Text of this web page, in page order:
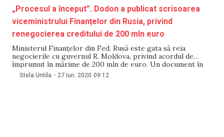
„Procesul a început”. Dodon a publicat scrisoarea
viceministrului Finanțelor din Rusia, privind
renegocierea creditului de 200 mln euro
Ministerul Finanțelor din Fed. Rusă este gata să reia
negocierile cu guvernul R. Moldova, privind acordul de
împrumut în mărime de 200 mln de euro. Un document în
acest sens a fost publicat în dimineața de 27 iunie de către
președintele Igor Dodon, pe pagina sa de Facebook.
Stela Untila - 27 iun. 2020 09:12